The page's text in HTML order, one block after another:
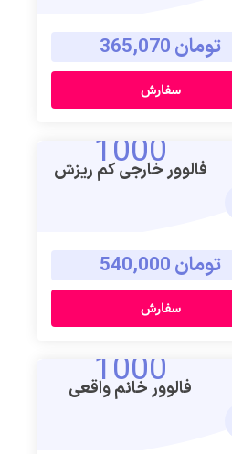
تومان 365,070
سفارش
1000
فالوور خارجی کم ریزش
تومان 540,000
سفارش
1000
فالوور خانم واقعی